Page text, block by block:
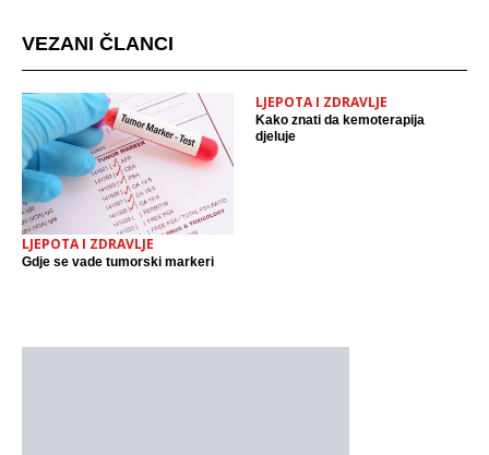
VEZANI ČLANCI
LJEPOTA I ZDRAVLJE
Gdje se vade tumorski markeri
LJEPOTA I ZDRAVLJE
Kako znati da kemoterapija
djeluje